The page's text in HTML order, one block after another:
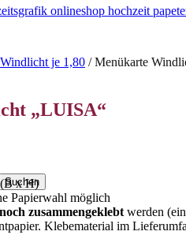
je 1,80 / Menükarte
„LUISA“
x H)
Papierwahl möglich
noch zusammengeklebt werden
Klebematerial im